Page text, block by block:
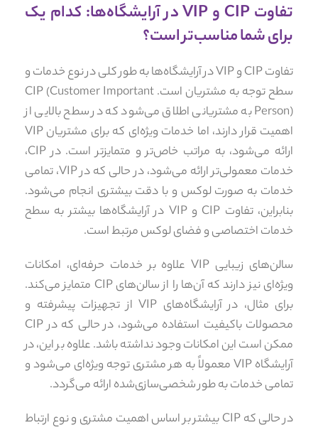
تفاوت CIP و VIP در آرایشگاه‌ها: کدام یک
برای شما مناسب‌تر است؟
تفاوت CIP و VIP در آرایشگاه‌ها به طور کلی در نوع خدمات و
سطح توجه به مشتریان است. CIP (Customer Important
Person) به مشتریانی اطلاق می‌شود که در سطح بالایی از
اهمیت قرار دارند، اما خدمات ویژه‌ای که برای مشتریان VIP
ارائه می‌شود، به مراتب خاص‌تر و متمایزتر است. در CIP،
خدمات معمولی‌تر ارائه می‌شود، در حالی که در VIP، تمامی
خدمات به صورت لوکس و با دقت بیشتری انجام می‌شود.
بنابراین، تفاوت CIP و VIP در آرایشگاه‌ها بیشتر به سطح
خدمات اختصاصی و فضای لوکس مرتبط است.
سالن‌های زیبایی VIP علاوه بر خدمات حرفه‌ای، امکانات
ویژه‌ای نیز دارند که آن‌ها را از سالن‌های CIP متمایز می‌کند.
برای مثال، در آرایشگاه‌های VIP از تجهیزات پیشرفته و
محصولات باکیفیت استفاده می‌شود، در حالی که در CIP
ممکن است این امکانات وجود نداشته باشد. علاوه بر این، در
آرایشگاه VIP معمولاً به هر مشتری توجه ویژه‌ای می‌شود و
تمامی خدمات به طور شخصی‌سازی‌شده ارائه می‌گردد.
در حالی که CIP بیشتر بر اساس اهمیت مشتری و نوع ارتباط